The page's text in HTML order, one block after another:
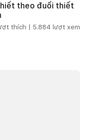
theo đuổi thiết
thích | 5.884 lượt xem